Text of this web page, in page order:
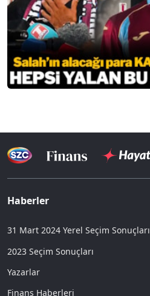
Haberler
31 Mart 2024 Yerel Seçim Sonuçları
2023 Seçim Sonuçları
Yazarlar
Finans Haberleri